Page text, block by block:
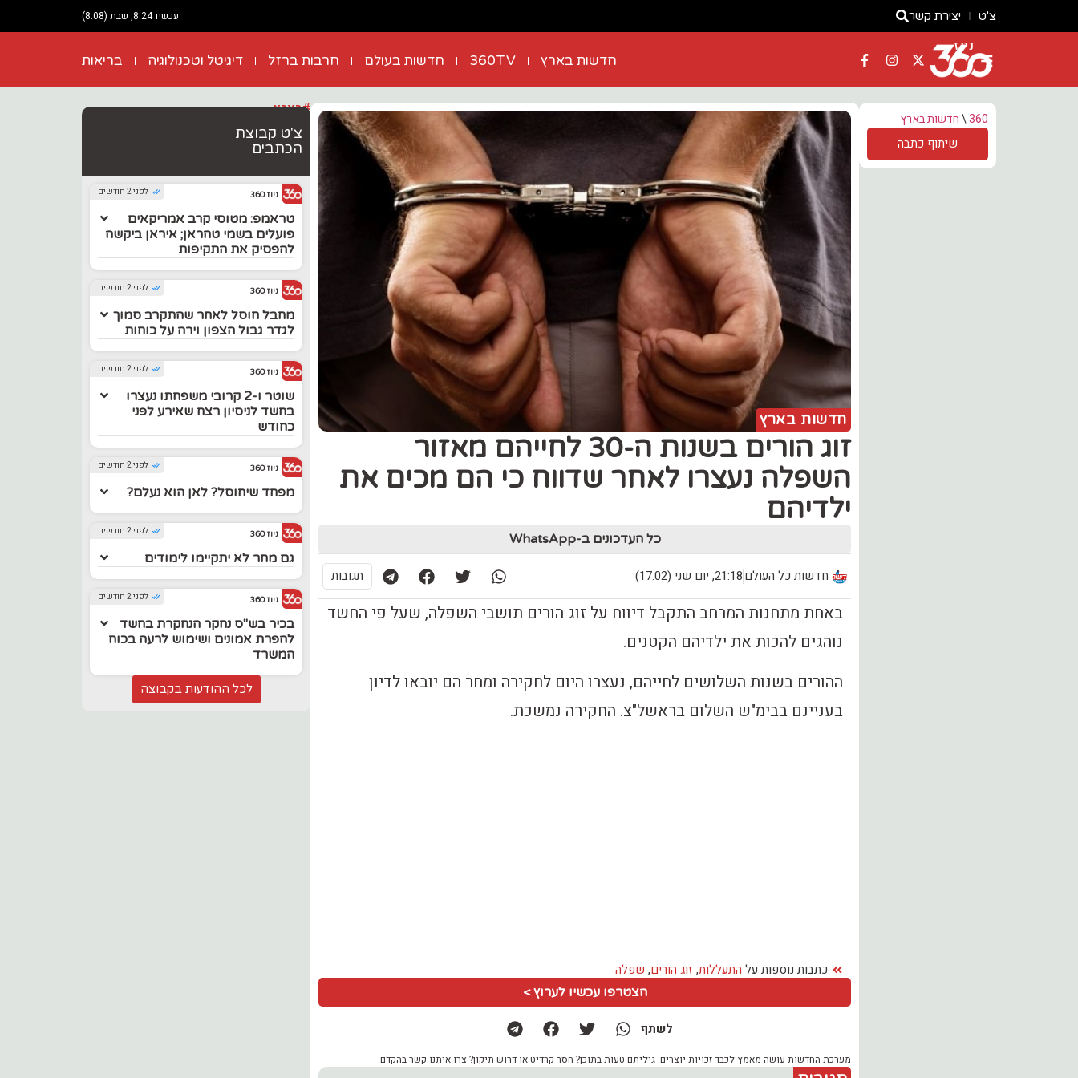
צ'ט יצירת קשר עכשיו 8:24, שבת (8.08)
ניוז
חדשות בארץ 360TV חדשות בעולם חרבות ברזל דיגיטל וטכנולוגיה בריאות
360
\חדשות בארץ
שיתוף כתבה
חדשות בארץ
‏זוג הורים בשנות ה-30 לחייהם מאזור
השפלה נעצרו לאחר שדווח כי הם מכים את
ילדיהם
כל העדכונים ב-WhatsApp
חדשות כל העולם21:18, יום שני (17.02) תגובות
באחת מתחנות המרחב התקבל דיווח על זוג הורים תושבי השפלה, שעל פי החשד
נוהגים להכות את ילדיהם הקטנים.
ההורים בשנות השלושים לחייהם, נעצרו היום לחקירה ומחר הם יובאו לדיון
בעניינם בבימ"ש השלום בראשל"צ. החקירה נמשכת.
כתבות נוספות על התעללות, זוג הורים, שפלה
הצטרפו עכשיו לערוץ >
לשתף
מערכת החדשות עושה מאמץ לכבד זכויות יוצרים. גיליתם טעות בתוכן? חסר קרדיט או דרוש תיקון? צרו איתנו קשר בהקדם.
#בארץ
צ'ט קבוצת
הכתבים
לפני 2 חודשים ניוז 360
טראמפ: מטוסי קרב אמריקאים
פועלים בשמי טהראן; איראן ביקשה
להפסיק את התקיפות
לפני 2 חודשים ניוז 360
מחבל חוסל לאחר שהתקרב סמוך
לגדר גבול הצפון וירה על כוחות
לפני 2 חודשים ניוז 360
שוטר ו-2 קרובי משפחתו נעצרו
בחשד לניסיון רצח שאירע לפני
כחודש
לפני 2 חודשים ניוז 360
מפחד שיחוסל? לאן הוא נעלם?
לפני 2 חודשים ניוז 360
גם מחר לא יתקיימו לימודים
לפני 2 חודשים ניוז 360
בכיר בש"ס נחקר הנחקרת בחשד
להפרת אמונים ושימוש לרעה בכוח
המשרד
לכל ההודעות בקבוצה